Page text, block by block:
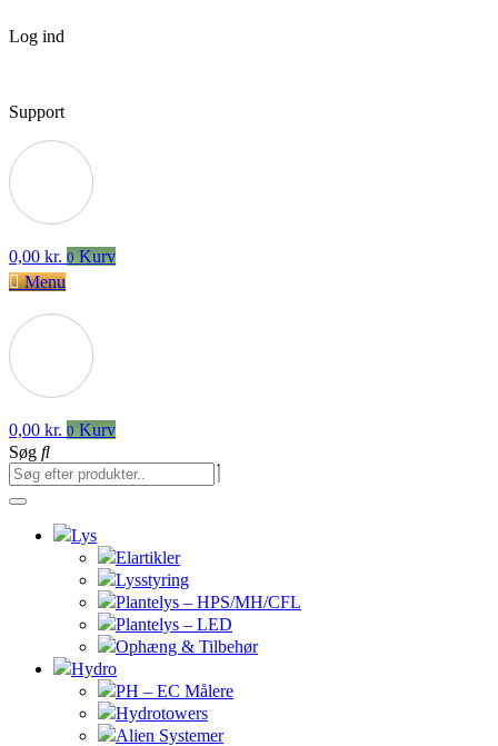
Log ind
Support
0,00 kr. 0 Kurv
Menu
0,00 kr. 0 Kurv
Søg
Lys
Elartikler
Lysstyring
Plantelys – HPS/MH/CFL
Plantelys – LED
Ophæng & Tilbehør
Hydro
PH – EC Målere
Hydrotowers
Alien Systemer